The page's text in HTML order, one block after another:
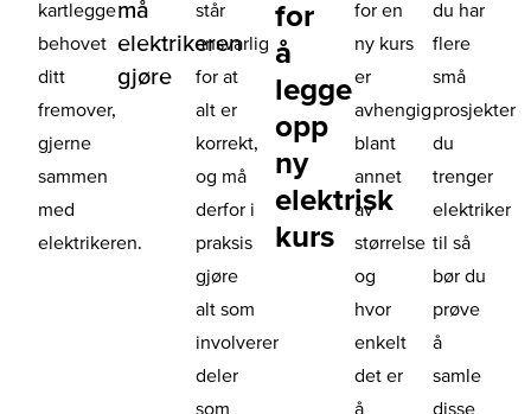
kartlegge
behovet
ditt
fremover,
gjerne
sammen
med
elektrikeren.
må
elektrikeren
gjøre
står
ansvarlig
for at
alt er
korrekt,
og må
derfor i
praksis
gjøre
alt som
involverer
deler
som
for
å
legge
opp
ny
elektrisk
kurs
for en
ny kurs
er
avhengig
blant
annet
av
størrelse
og
hvor
enkelt
det er
å
du har
flere
små
prosjekter
du
trenger
elektriker
til så
bør du
prøve
å
samle
disse